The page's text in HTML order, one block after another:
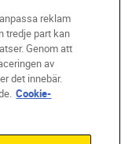
reklam
tredje part kan
Genom att
av
det innebär.
Cookie-